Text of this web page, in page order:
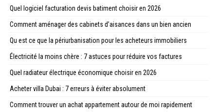
Quel logiciel facturation devis batiment choisir en 2026
Comment aménager des cabinets d’aisances dans un bien ancien
Qu est ce que la périurbanisation pour les acheteurs immobiliers
Électricité la moins chère : 7 astuces pour réduire vos factures
Quel radiateur électrique économique choisir en 2026
Acheter villa Dubai : 7 erreurs à éviter absolument
Comment trouver un achat appartement autour de moi rapidement